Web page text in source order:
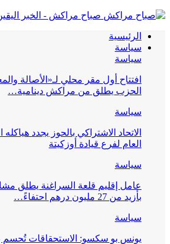
صباح مراكش - الخبر
الرئيسية
سياسة
سياسة
افتتاح أول مقر محلي لـ«الأصالة
الحزب يطلق من مراكش دينامية…
سياسة
الاتحاد الاشتراكي بالحوز يجدد
العام لفرع قيادة أوزكيتة
سياسة
عامل إقليم قلعة السراغنة يطلق
بأزيد من 27 مليون درهم احتفاءً…
سياسة
يونس بو سكسو: الاستحقاقات تُحسم